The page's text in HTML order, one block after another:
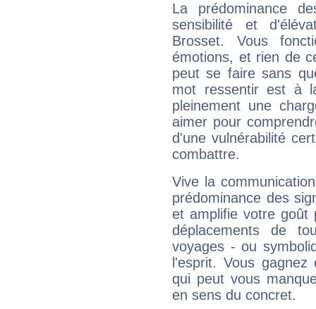
La prédominance
sensibilité et
Brosset. Vous
émotions, et rien de
peut se faire sans
mot ressentir est à
pleinement une
aimer pour
d'une vulnérabilité
combattre.
Vive la
prédominance des
et amplifie votre goût
déplacements de
voyages - ou
l'esprit. Vous
qui peut vous
en sens du concret.